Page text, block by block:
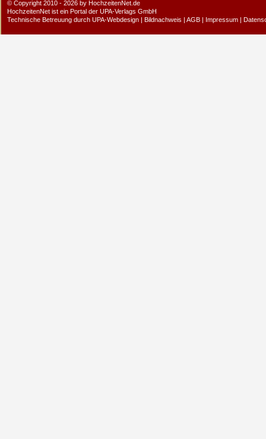
© Copyright 2010 - 2026 by HochzeitenNet.de
HochzeitenNet ist ein Portal der UPA-Verlags GmbH
Technische Betreuung durch UPA-Webdesign | Bildnachweis | AGB | Impressum |